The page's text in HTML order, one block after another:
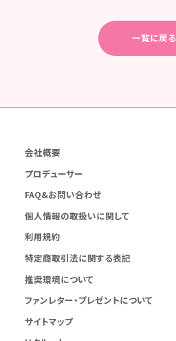
一覧に戻る
会社概要
プロデューサー
FAQ&お問い合わせ
個人情報の取扱いに関して
利用規約
特定商取引法に関する表記
推奨環境について
ファンレター・プレゼントについて
サイトマップ